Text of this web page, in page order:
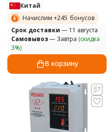
Китай
Начислим +245 бонусов
Cрок доставки — 11 августа
Самовывоз— Завтра (скидка
3%)
В корзину